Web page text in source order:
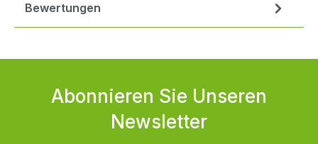
Bewertungen
Abonnieren Sie Unseren
Newsletter